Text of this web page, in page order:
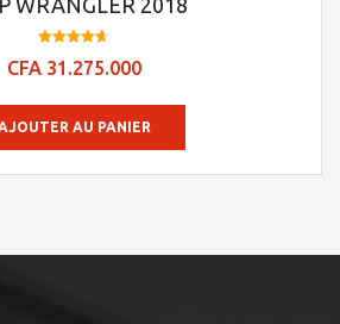
WRANGLER 2018
4.66
CFA31.275.000
AU PANIER